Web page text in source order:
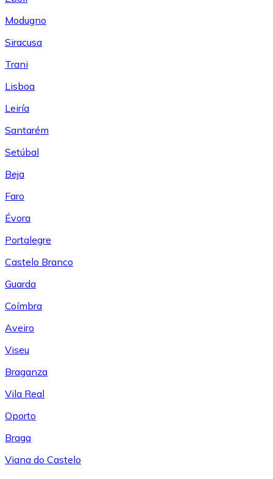
Modugno
Siracusa
Trani
Lisboa
Leiría
Santarém
Setúbal
Beja
Faro
Évora
Portalegre
Castelo Branco
Guarda
Coímbra
Aveiro
Viseu
Braganza
Vila Real
Oporto
Braga
Viana do Castelo